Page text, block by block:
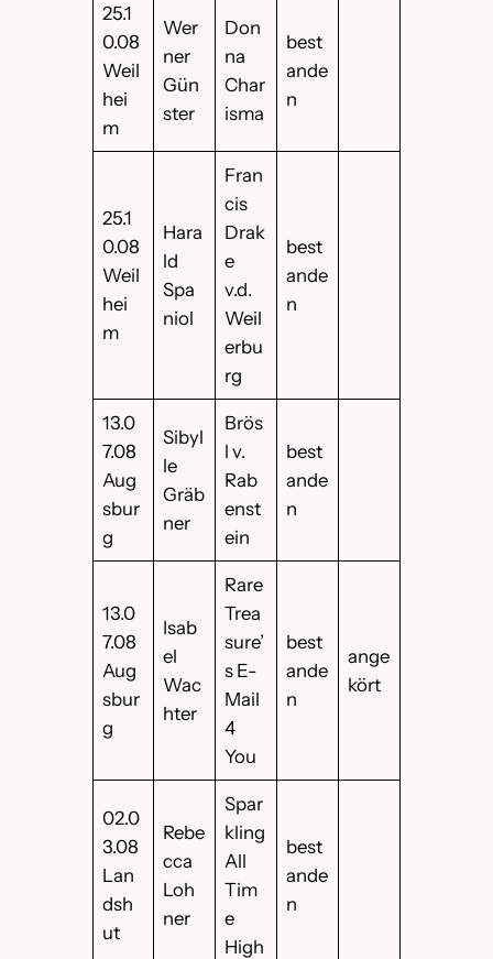
25.1
0.08
Weil
hei
m
Wer
ner
Gün
ster
Don
na
Char
isma
best
ande
n
25.1
0.08
Weil
hei
m
Hara
ld
Spa
niol
Fran
cis
Drak
e
v.d.
Weil
erbu
rg
best
ande
n
13.0
7.08
Aug
sbur
g
Sibyl
le
Gräb
ner
Brös
l v.
Rab
enst
ein
best
ande
n
13.0
7.08
Aug
sbur
g
Isab
el
Wac
hter
Rare
Trea
sure’
s E-
Mail
4
You
best
ande
n
ange
kört
02.0
3.08
Lan
dsh
ut
Rebe
cca
Loh
ner
Spar
kling
All
Tim
e
High
best
ande
n